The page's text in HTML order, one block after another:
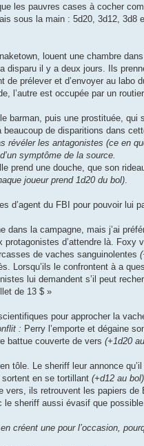
les pauvres cases à cocher
sous la main : 5d20, 3d12,
louent une chambre
disparu il y a deux jours. Ils
de prélever et d’envoyer au labo
l’autre est occupée par un
barman, puis une prostituée, qui
de disparitions dans
les antagonistes (ce en
symptôme de la source.
prend une douche, que son
joueur prend 1d20 du bol)
d’agent du FBI pour pouvoir lui
la campagne, mais j’ai
d’attendre là.
de vaches sanguinolentes
Lorsqu’ils le confrontent à a
lui demandent s’il peut
de 13 $ »
pour approcher la
: Perry l’emporte et dégaine
battue couverte de vers (+1d20
tôle. Le sheriff leur annonce
en se tortillant (+d12 au bol)
vers, ils retrouvent les papiers de
sheriff aussi évasif que possible.
créent une pour l’occasion,